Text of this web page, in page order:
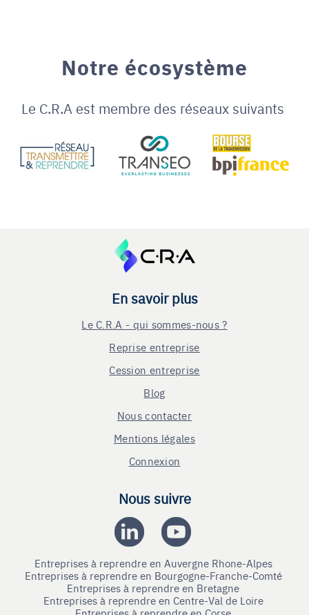
Notre écosystème
Le C.R.A est membre des réseaux suivants
En savoir plus
Le C.R.A - qui sommes-nous ?
Reprise entreprise
Cession entreprise
Blog
Nous contacter
Mentions légales
Connexion
Nous suivre
Entreprises à reprendre en Auvergne Rhone-Alpes
Entreprises à reprendre en Bourgogne-Franche-Comté
Entreprises à reprendre en Bretagne
Entreprises à reprendre en Centre-Val de Loire